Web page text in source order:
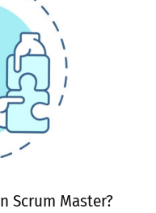
Scrum Master?